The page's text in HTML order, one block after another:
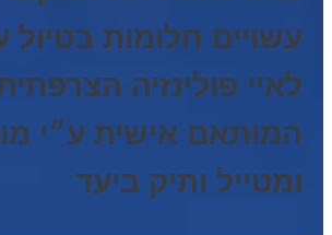
עשויים חלומות בטיול
לאיי פולינזיה
המותאם אישית ע״י
ומטייל ותיק ביעד